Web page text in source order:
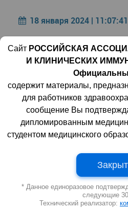
18 января 2024 | 11:07:41
Международный
ученых из нескольких
состав которого вошел
«Красноярский научный
выяснил, что
эволюционную историю
привело к образованию
генетических
хозяина и различным
заболеваний желудка.
исследования
Nature Communications.
Сайт РОССИЙСКАЯ
И КЛИНИЧЕСКИХ
содержит материалы,
для работников
сообщение Вы
дипломированным
студентом медицинского
* Данное единоразовое
следующие
Технический реализатор: